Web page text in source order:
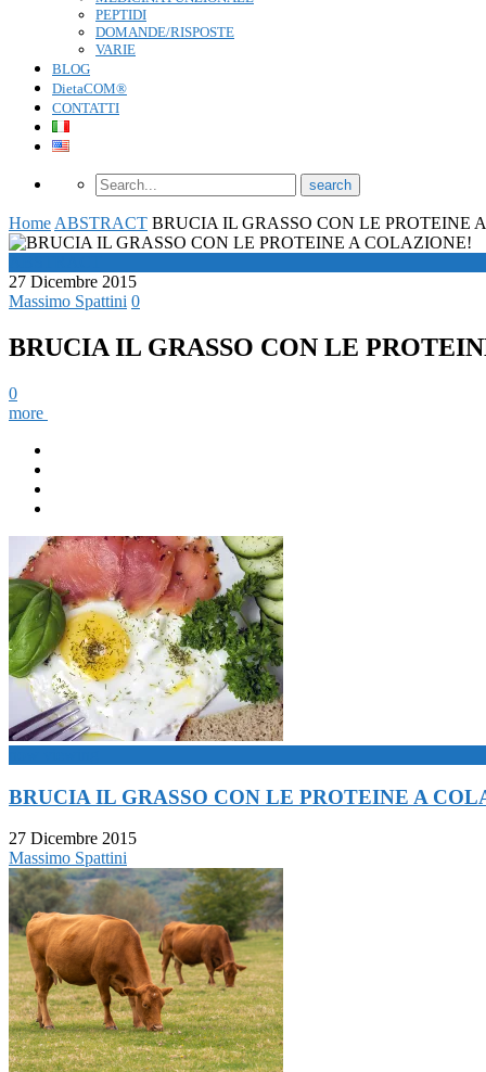
PEPTIDI
DOMANDE/RISPOSTE
VARIE
BLOG
DietaCOM®
CONTATTI
Home ABSTRACT BRUCIA IL GRASSO CON LE PROTEINE
27 Dicembre 2015
Massimo Spattini 0
BRUCIA IL GRASSO CON LE
0
more
BRUCIA IL GRASSO CON LE PROTEINE A
27 Dicembre 2015
Massimo Spattini